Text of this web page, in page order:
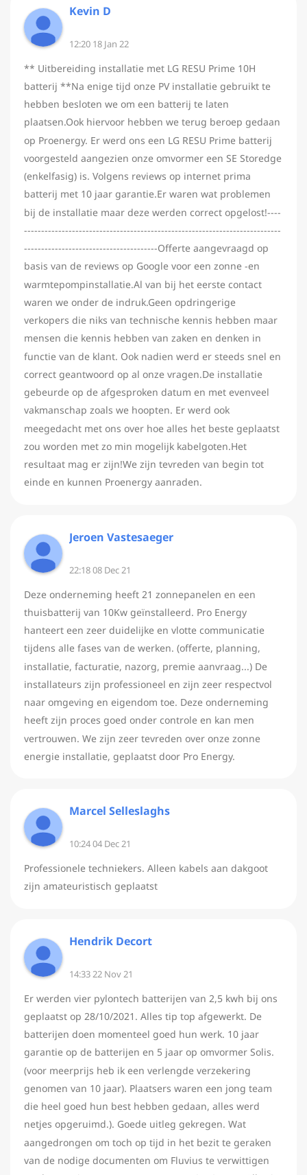
Kevin D
12:20 18 Jan 22
** Uitbereiding installatie met LG RESU Prime 10H
batterij **Na enige tijd onze PV installatie gebruikt te
hebben besloten we om een batterij te laten
plaatsen.Ook hiervoor hebben we terug beroep gedaan
op Proenergy. Er werd ons een LG RESU Prime batterij
voorgesteld aangezien onze omvormer een SE Storedge
(enkelfasig) is. Volgens reviews op internet prima
batterij met 10 jaar garantie.Er waren wat problemen
bij de installatie maar deze werden correct opgelost!----
---------------------------------------------------------------------------
---------------------------------------Offerte aangevraagd op
basis van de reviews op Google voor een zonne -en
warmtepompinstallatie.Al van bij het eerste contact
waren we onder de indruk.Geen opdringerige
verkopers die niks van technische kennis hebben maar
mensen die kennis hebben van zaken en denken in
functie van de klant. Ook nadien werd er steeds snel en
correct geantwoord op al onze vragen.De installatie
gebeurde op de afgesproken datum en met evenveel
vakmanschap zoals we hoopten. Er werd ook
meegedacht met ons over hoe alles het beste geplaatst
zou worden met zo min mogelijk kabelgoten.Het
resultaat mag er zijn!We zijn tevreden van begin tot
einde en kunnen Proenergy aanraden.
Jeroen Vastesaeger
22:18 08 Dec 21
Deze onderneming heeft 21 zonnepanelen en een
thuisbatterij van 10Kw geïnstalleerd. Pro Energy
hanteert een zeer duidelijke en vlotte communicatie
tijdens alle fases van de werken. (offerte, planning,
installatie, facturatie, nazorg, premie aanvraag...) De
installateurs zijn professioneel en zijn zeer respectvol
naar omgeving en eigendom toe. Deze onderneming
heeft zijn proces goed onder controle en kan men
vertrouwen. We zijn zeer tevreden over onze zonne
energie installatie, geplaatst door Pro Energy.
Marcel Selleslaghs
10:24 04 Dec 21
Professionele techniekers. Alleen kabels aan dakgoot
zijn amateuristisch geplaatst
Hendrik Decort
14:33 22 Nov 21
Er werden vier pylontech batterijen van 2,5 kwh bij ons
geplaatst op 28/10/2021. Alles tip top afgewerkt. De
batterijen doen momenteel goed hun werk. 10 jaar
garantie op de batterijen en 5 jaar op omvormer Solis.
(voor meerprijs heb ik een verlengde verzekering
genomen van 10 jaar). Plaatsers waren een jong team
die heel goed hun best hebben gedaan, alles werd
netjes opgeruimd.). Goede uitleg gekregen. Wat
aangedrongen om toch op tijd in het bezit te geraken
van de nodige documenten om Fluvius te verwittigen